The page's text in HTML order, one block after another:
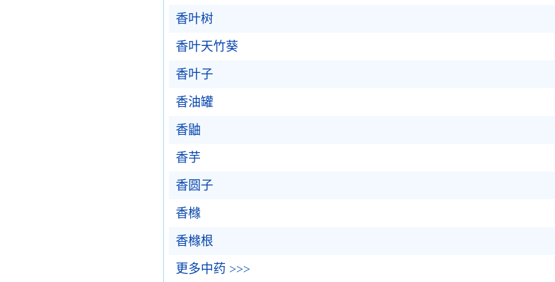
香叶树
香叶天竹葵
香叶子
香油罐
香鼬
香芋
香圆子
香橼
香橼根
更多中药 >>>